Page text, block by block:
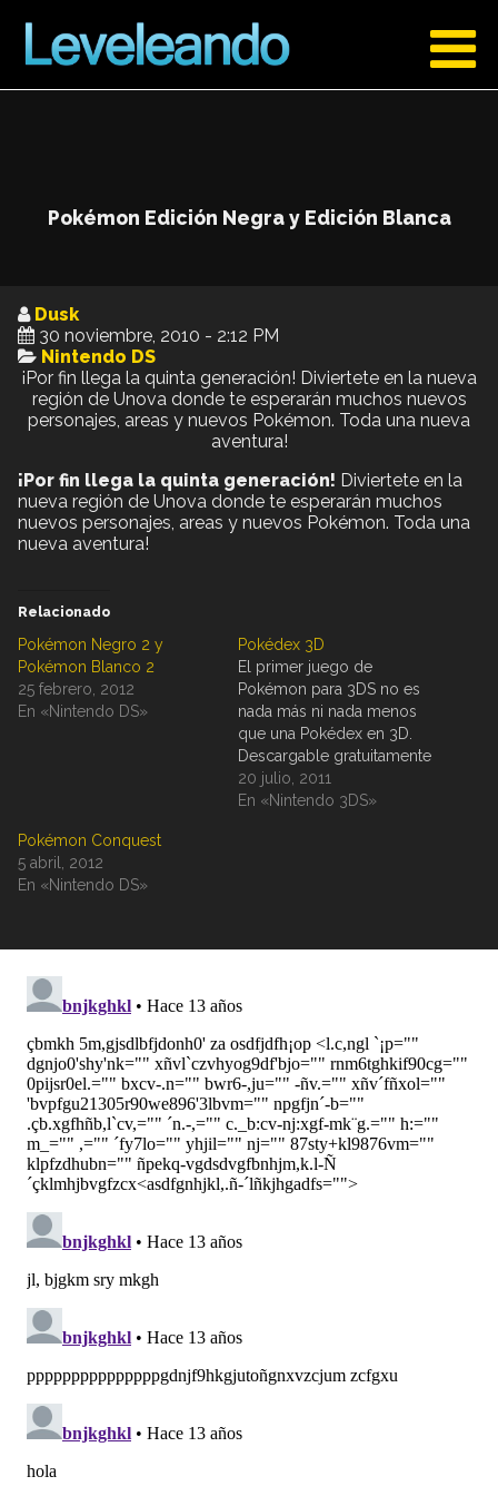
Pokémon Edición Negra y Edición Blanca
Dusk
30 noviembre, 2010 - 2:12 PM
Nintendo DS
¡Por fin llega la quinta generación! Diviertete en la nueva
región de Unova donde te esperarán muchos nuevos
personajes, areas y nuevos Pokémon. Toda una nueva
aventura!
¡Por fin llega la quinta generación! Diviertete en la
nueva región de Unova donde te esperarán muchos
nuevos personajes, areas y nuevos Pokémon. Toda una
nueva aventura!
Relacionado
Pokémon Negro 2 y
Pokémon Blanco 2
25 febrero, 2012
En «Nintendo DS»
Pokédex 3D
El primer juego de
Pokémon para 3DS no es
nada más ni nada menos
que una Pokédex en 3D.
Descargable gratuitamente
desde la Nintendo eShop,
podrás coleccionar hasta
20 julio, 2011
En «Nintendo 3DS»
Pokémon Conquest
5 abril, 2012
En «Nintendo DS»